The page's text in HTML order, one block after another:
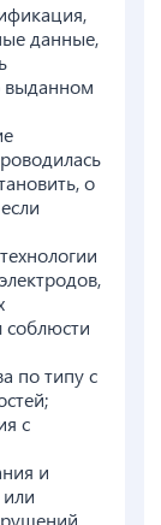
данные,
выданном
о
соблюсти
по типу с
с
и